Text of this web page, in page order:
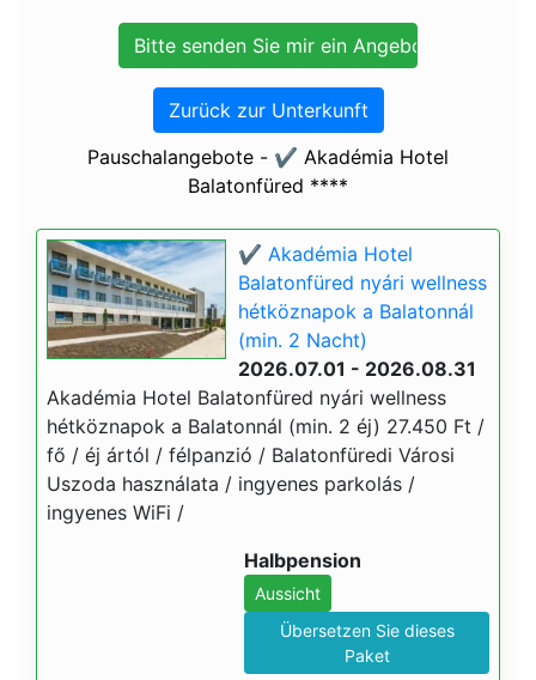
Zurück zur Unterkunft
Pauschalangebote - ✔️ Akadémia Hotel
Balatonfüred ****
✔️ Akadémia Hotel
Balatonfüred nyári wellness
hétköznapok a Balatonnál
(min. 2 Nacht)
2026.07.01 - 2026.08.31
Akadémia Hotel Balatonfüred nyári wellness
hétköznapok a Balatonnál (min. 2 éj) 27.450 Ft /
fő / éj ártól / félpanzió / Balatonfüredi Városi
Uszoda használata / ingyenes parkolás /
ingyenes WiFi /
Halbpension
Aussicht
Übersetzen Sie dieses
Paket